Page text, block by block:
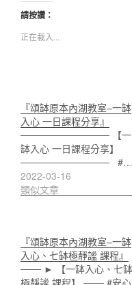
請按讚：
正在載入...
『頌缽原本內湖教室–一缽
入心 一日課程分享』
───────────── 【一
缽入心 一日課程分享】
───────────── #…
2022-03-16
類似文章
『頌缽原本內湖教室–一缽
入心、七缽極靜謐 課程』
─── ► 【一缽入心、七缽
極靜謐 課程】 ─── #安心